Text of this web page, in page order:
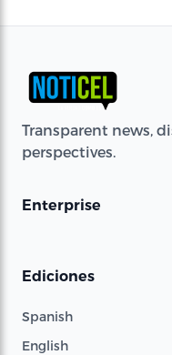
Transparent news,
perspectives.
Enterprise
Ediciones
Spanish
English